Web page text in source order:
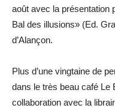
août avec la présentation
Bal des illusions» (Ed.
d’Alançon.
Plus d’une vingtaine de
dans le très beau café Le
collaboration avec la